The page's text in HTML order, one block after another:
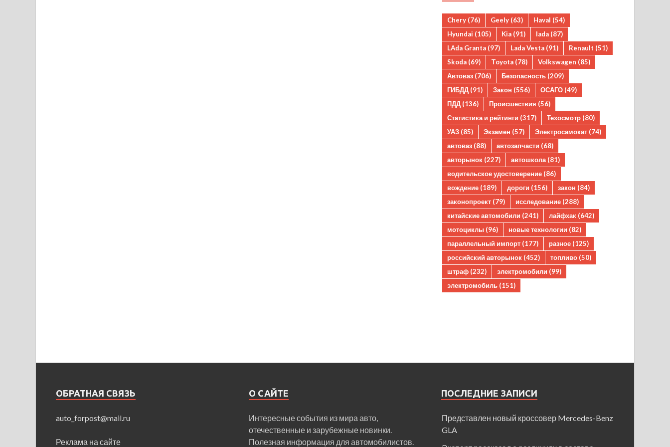
Chery (76) Geely (63) Haval (54)
Hyundai (105) Kia (91) lada (87)
LAda Granta (97) Lada Vesta (91) Renault (51)
Skoda (69) Toyota (78) Volkswagen (85)
Автоваз (706) Безопасность (209)
ГИБДД (91) Закон (556) ОСАГО (49)
ПДД (136) Происшествия (56)
Статистика и рейтинги (317) Техосмотр (80)
УАЗ (85) Экзамен (57) Электросамокат (74)
автоваз (88) автозапчасти (68)
авторынок (227) автошкола (81)
водительское удостоверение (86)
вождение (189) дороги (156) закон (84)
законопроект (79) исследование (288)
китайские автомобили (241) лайфхак (642)
мотоциклы (96) новые технологии (82)
параллельный импорт (177) разное (125)
российский авторынок (452) топливо (50)
штраф (232) электромобили (99)
электромобиль (151)
ОБРАТНАЯ СВЯЗЬ
auto_forpost@mail.ru
Реклама на сайте
О САЙТЕ
Интересные события из мира авто,
отечественные и зарубежные новинки.
Полезная информация для автомобилистов.
ПОСЛЕДНИЕ ЗАПИСИ
Представлен новый кроссовер Mercedes-Benz
GLA